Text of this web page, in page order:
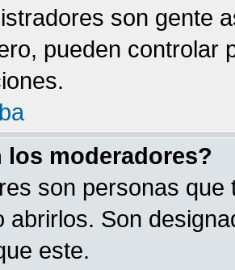
son gente
pueden controlar
los moderadores?
son personas
abrirlos. Son
este.